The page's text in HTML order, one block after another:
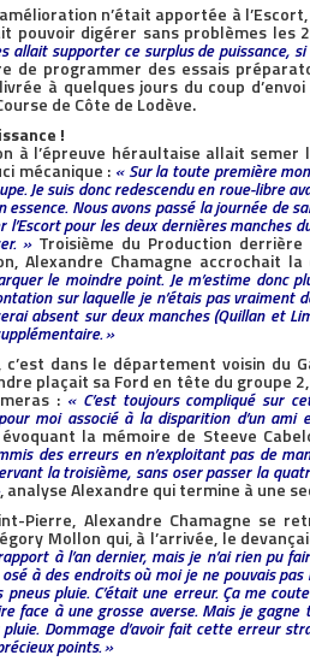
n’était apportée à
pouvoir digérer sans problèmes les
allait supporter ce surplus de puissance,
de programmer des essais
à quelques jours du coup
de Côte de Lodève.
!
à l’épreuve héraultaise allait
mécanique : « Sur la toute première
Je suis donc redescendu en roue-libre
essence. Nous avons passé la journée de
l’Escort pour les deux dernières manches
»Troisième du Production
Alexandre Chamagne accrochait
le moindre point. Je m’estime donc
sur laquelle je n’étais pas vraiment
absent sur deux manches (Quillan et
»
c’est dans le département voisin du
plaçait sa Ford en tête du groupe
:« C’est toujours compliqué sur
moi associé à la disparition d’un ami
la mémoire de Steeve
des erreurs en n’exploitant pas de
la troisième, sans oser passer la
, analyse Alexandre qui termine à une
Pierre, Alexandre Chamagne se
Mollon qui, à l’arrivée, le
à l’an dernier, mais je n’ai rien pu
à des endroits où moi je ne pouvais
pluie. C’était une erreur. Ça me
face à une grosse averse. Mais je
Dommage d’avoir fait cette erreur
points. »